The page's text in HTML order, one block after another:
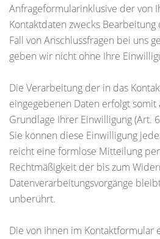
Anfrageformularinklusive der von
Kontaktdaten zwecks
Fall von Anschlussfragen bei uns
geben wir nicht ohne Ihre
Die Verarbeitung der in das
eingegebenen Daten erfolgt somit
Grundlage Ihrer Einwilligung (Art.
Sie können diese Einwilligung
reicht eine formlose Mitteilung
Rechtmäßigkeit der bis zum
Datenverarbeitungsvorgänge
unberührt.
Die von Ihnen im Kontaktformular